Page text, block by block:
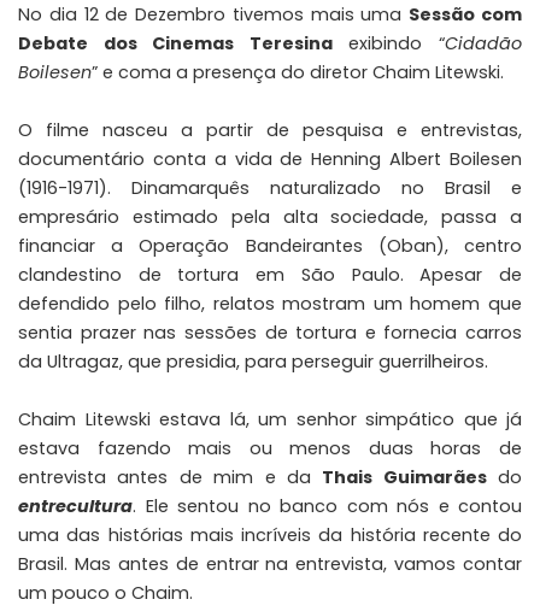
No dia 12 de Dezembro tivemos mais uma Sessão com
Debate dos Cinemas Teresinaexibindo “Cidadão
Boilesen” e coma a presença do diretor Chaim Litewski.
O filme nasceu a partir de pesquisa e entrevistas,
documentário conta a vida de Henning Albert Boilesen
(1916-1971). Dinamarquês naturalizado no Brasil e
empresário estimado pela alta sociedade, passa a
financiar a Operação Bandeirantes (Oban), centro
clandestino de tortura em São Paulo. Apesar de
defendido pelo filho, relatos mostram um homem que
sentia prazer nas sessões de tortura e fornecia carros
da Ultragaz, que presidia, para perseguir guerrilheiros.
Chaim Litewski estava lá, um senhor simpático que já
estava fazendo mais ou menos duas horas de
entrevista antes de mim e da Thais Guimarãesdo
entrecultura. Ele sentou no banco com nós e contou
uma das histórias mais incríveis da história recente do
Brasil. Mas antes de entrar na entrevista, vamos contar
um pouco o Chaim.